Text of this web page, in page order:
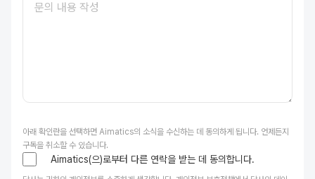
아래 확인란을 선택하면 Aimatics의 소식을 수신하는 데 동의하게 됩니다. 언제든지
구독을 취소할 수 있습니다.
Aimatics(으)로부터 다른 연락을 받는 데 동의합니다.